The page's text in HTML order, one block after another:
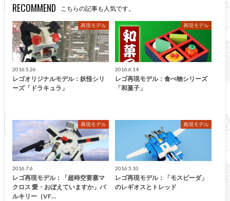
RECOMMEND こちらの記事も人気です。
再現モデル
2016.5.26
レゴオリジナルモデル：妖怪シリ
ーズ「ドラキュラ」
再現モデル
2016.6.14
レゴ再現モデル：食べ物シリーズ
「和菓子」
再現モデル
2016.7.6
レゴ再現モデル：「超時空要塞マ
クロス 愛・おぼえていますか」バ
ルキリー（VF…
再現モデル
2016.5.10
レゴ再現モデル：「モスピーダ」
のレギオスとトレッド